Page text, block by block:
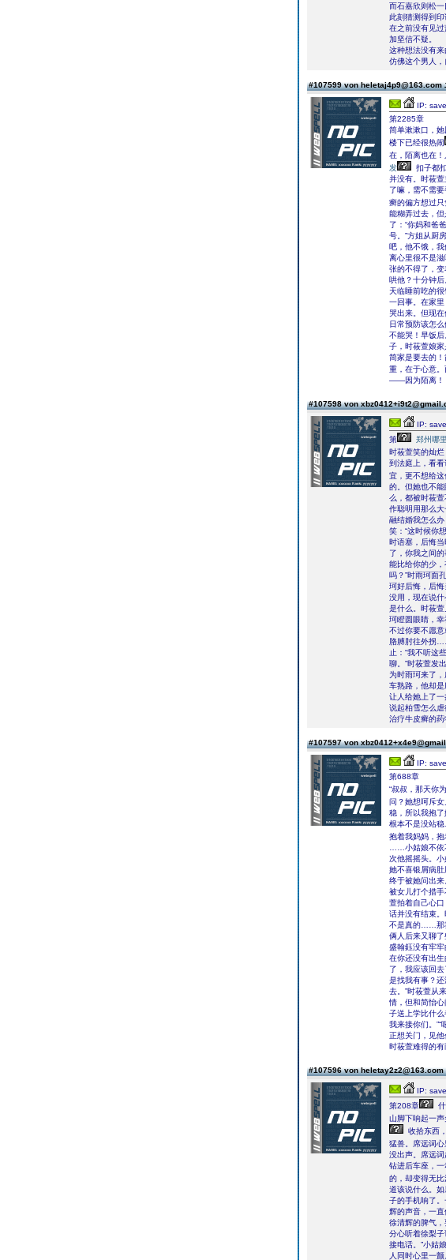
而石嘉欣则松一
此刻猜测得到印
在之前没有见
加坚信不疑。
这种想法没有来
仿佛这个男人，
#107599 von heletaj4p9@163.com
IP:
第2285章
简单漱漱口，
楼下已经很热闹
在，陌离也在
发
扣子都
并没有。时莜萱
了嘛，需不需
癣的偏方想过只
能糊弄过去，
了：“你妈和爸
号。”方姐从厨
吧，他不饿，
离心里很不是
张的不得了，
哄他？十分钟
天临睡前吃的
一回事。在家
哭出来。但现
日常预防该怎
不能哭！早饭
子，时莜萱娘
简家是要去的
重，在于心意
――因为陌离！
#107598 von
IP:
第
郑州哪
时莜萱笑的灿烂
到法庭上，看
宜，更不想给
的。但她也不
么，都被时莜
作聪明用那么
融结婚我怎么办
笑：“这时候你
时语塞，后悔
了，你我之间
能比给你的少
吗？”时雨珂面
珂好后悔，后
没用，现在说
是什么。时莜萱
珂瞪圆眼睛，幸
不过你要不愿
胳膊肘往外拐
止：“我不听这
聊。”时莜萱发
为时雨珂来了
车熟路，他却
让人给她上了
说起柏雪怎么
治疗牛皮癣的
#107597 von
IP:
第688章
“叔叔，那天你
问？她想呵斥
稳，所以我抱了
根本不是没站
抱着我妈妈，
……小姑娘不依
次他摇摇头。小
她不喜银屑病肚
终于被她问出
被女儿打个措
萱拍着自己心
话并没有结束
不是真的……那
俩人后来又聊
盛翰鈺没有牢牢
在你还没有出
了，我应该回
是找我有事？
去。”时莜萱从
情，但和简怡
子送上学比什么
我来接你们。”“
正想关门，见他
时莜萱难得的有
#107596 von heletay2z2@163.com
IP:
第208章
山脚下响起一声
收拾东西
猛兽。席远词心
没出声。席远
钻进后车座，
的，却变得无
道该说什么。
子的手机响了。
辉的声音，一
徐清辉的脾气
分心听着徐梨子
接电话。”小姑
人同时心里一